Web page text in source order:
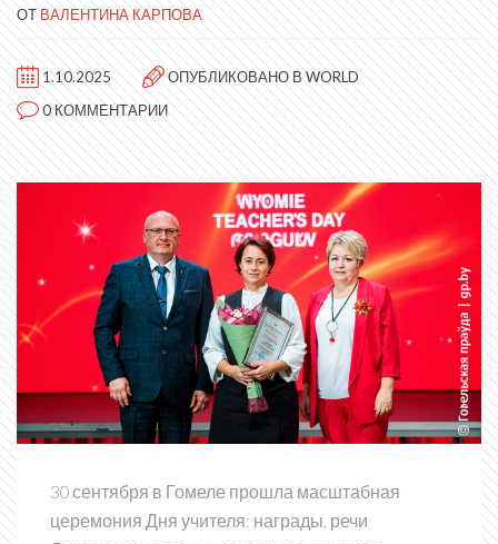
ОТВАЛЕНТИНА КАРПОВА
1.10.2025 ОПУБЛИКОВАНО ВWORLD
0 КОММЕНТАРИИ
30 сентября в Гомеле прошла масштабная
церемония Дня учителя: награды, речи